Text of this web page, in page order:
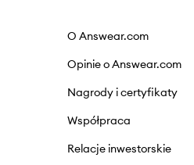
O Answear.com
Opinie o Answear.com
Nagrody i certyfikaty
Współpraca
Relacje inwestorskie